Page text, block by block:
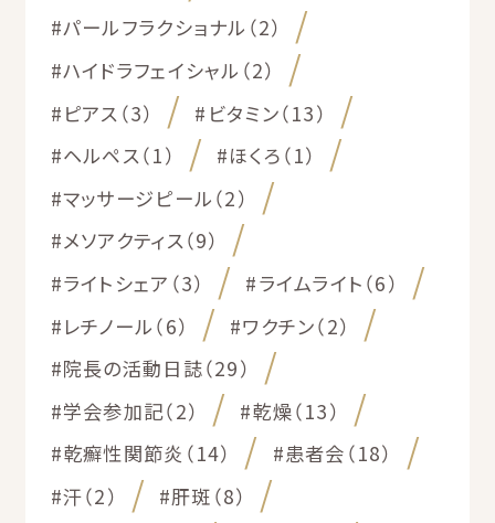
#パールフラクショナル（2）
#ハイドラフェイシャル（2）
#ピアス（3）
#ビタミン（13）
#ヘルペス（1）
#ほくろ（1）
#マッサージピール（2）
#メソアクティス（9）
#ライトシェア（3）
#ライムライト（6）
#レチノール（6）
#ワクチン（2）
#院長の活動日誌（29）
#学会参加記（2）
#乾燥（13）
#乾癬性関節炎（14）
#患者会（18）
#汗（2）
#肝斑（8）